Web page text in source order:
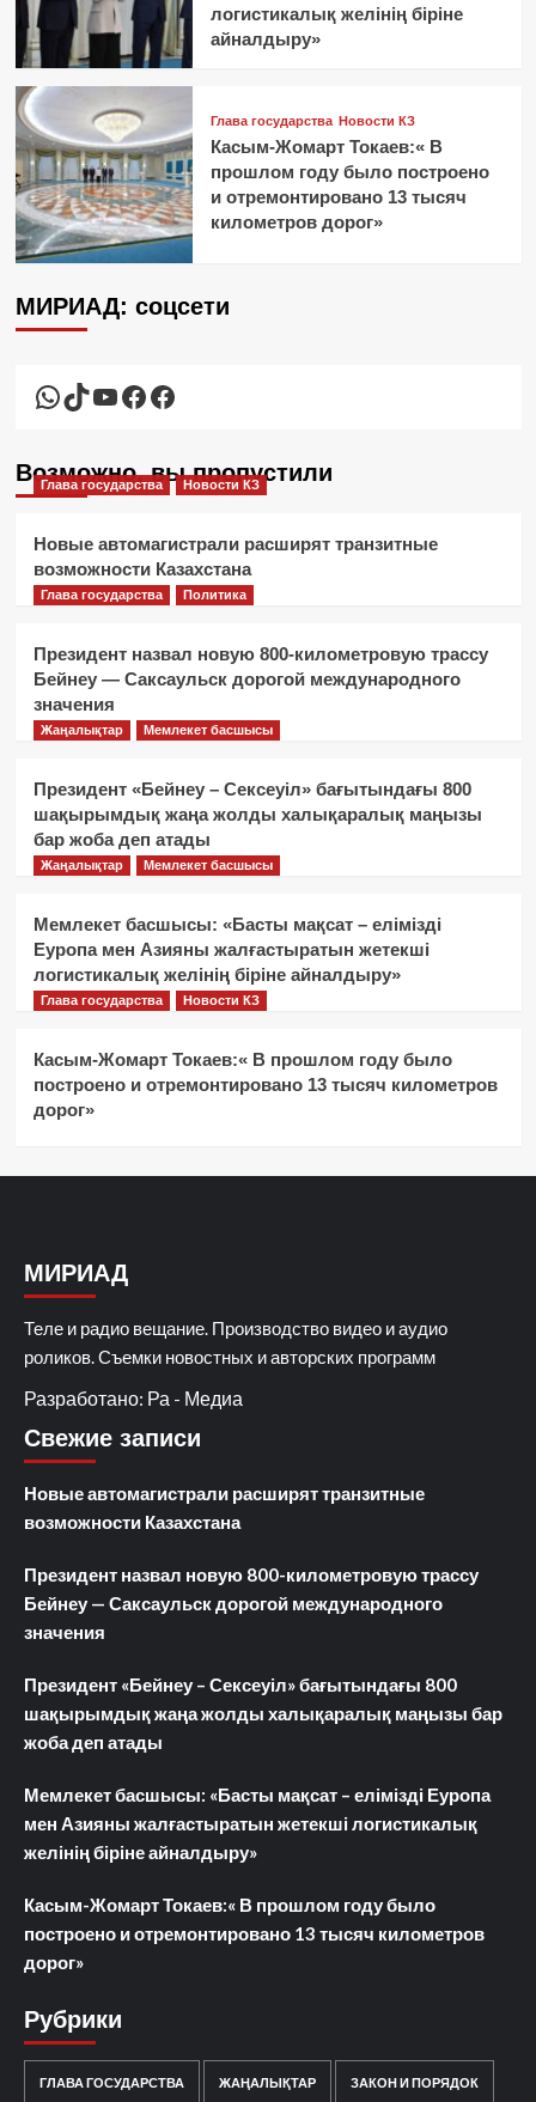
логистикалық желінің біріне
айналдыру»
Глава государства Новости КЗ
Касым-Жомарт Токаев:« В
прошлом году было построено
и отремонтировано 13 тысяч
километров дорог»
МИРИАД: соцсети
WhatsApp
TikTok
YouTube
Facebook
Facebook
Возможно, вы пропустили
Глава государства Новости КЗ
Новые автомагистрали расширят транзитные
возможности Казахстана
Глава государства Политика
Президент назвал новую 800-километровую трассу
Бейнеу — Саксаульск дорогой международного
значения
Жаңалықтар Мемлекет басшысы
Президент «Бейнеу – Сексеуіл» бағытындағы 800
шақырымдық жаңа жолды халықаралық маңызы
бар жоба деп атады
Жаңалықтар Мемлекет басшысы
Мемлекет басшысы: «Басты мақсат – елімізді
Еуропа мен Азияны жалғастыратын жетекші
логистикалық желінің біріне айналдыру»
Глава государства Новости КЗ
Касым-Жомарт Токаев:« В прошлом году было
построено и отремонтировано 13 тысяч километров
дорог»
МИРИАД
Теле и радио вещание. Производство видео и аудио
роликов. Съемки новостных и авторских программ
Разработано: Ра - Медиа
Свежие записи
Новые автомагистрали расширят транзитные
возможности Казахстана
Президент назвал новую 800-километровую трассу
Бейнеу — Саксаульск дорогой международного
значения
Президент «Бейнеу – Сексеуіл» бағытындағы 800
шақырымдық жаңа жолды халықаралық маңызы бар
жоба деп атады
Мемлекет басшысы: «Басты мақсат – елімізді Еуропа
мен Азияны жалғастыратын жетекші логистикалық
желінің біріне айналдыру»
Касым-Жомарт Токаев:« В прошлом году было
построено и отремонтировано 13 тысяч километров
дорог»
Рубрики
ГЛАВА ГОСУДАРСТВА ЖАҢАЛЫҚТАР ЗАКОН И ПОРЯДОК